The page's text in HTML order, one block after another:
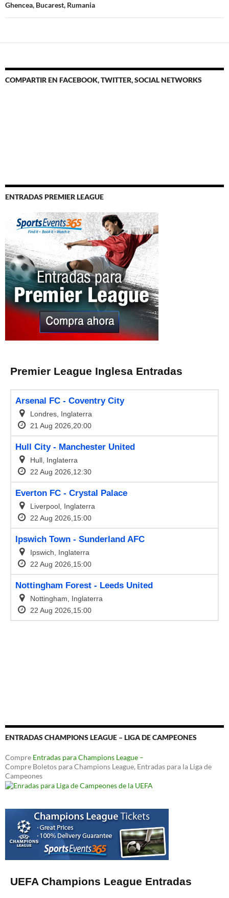
Ghencea, Bucarest, Rumania
COMPARTIR EN FACEBOOK, TWITTER, SOCIAL NETWORKS
ENTRADAS PREMIER LEAGUE
ENTRADAS CHAMPIONS LEAGUE – LIGA DE CAMPEONES
Compre Entradas para Champions League –
Compre Boletos para Champions League, Entradas para la Liga de
Campeones